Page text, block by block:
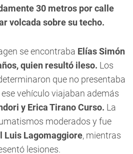
30 metros por calle
volcada sobre su techo.
se encontraba Elías Simón
quien resultó ileso. Los
que no presentaba
vehículo viajaban además
y Erica Tirano Curso. La
moderados y fue
Luis Lagomaggiore, mientras
lesiones.